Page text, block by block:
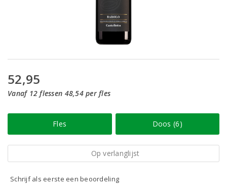
52,95
Vanaf 12 flessen 48,54 per fles
Fles Doos (6)
Op verlanglijst
Schrijf als eerste een beoordeling